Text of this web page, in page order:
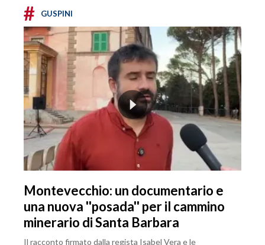
# GUSPINI
Montevecchio: un documentario e
una nuova ''posada'' per il cammino
minerario di Santa Barbara
Il racconto firmato dalla regista Isabel Vera e le